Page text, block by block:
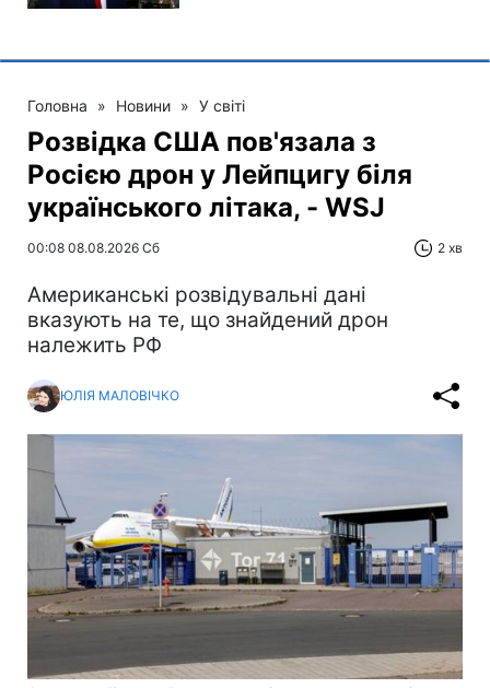
Головна » Новини » У світі
Розвідка США пов'язала з
Росією дрон у Лейпцигу біля
українського літака, - WSJ
00:08 08.08.2026 Сб 2 хв
Американські розвідувальні дані
вказують на те, що знайдений дрон
належить РФ
ЮЛІЯ МАЛОВІЧКО